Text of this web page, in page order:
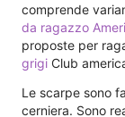
comprende
da ragazzo
proposte per
grigi Club
Le scarpe sono
cerniera. Sono